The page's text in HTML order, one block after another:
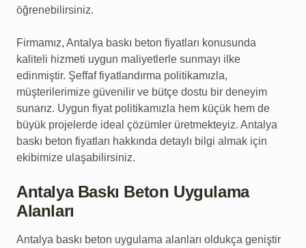
öğrenebilirsiniz.
Firmamız, Antalya baskı beton fiyatları konusunda
kaliteli hizmeti uygun maliyetlerle sunmayı ilke
edinmiştir. Şeffaf fiyatlandırma politikamızla,
müşterilerimize güvenilir ve bütçe dostu bir deneyim
sunarız. Uygun fiyat politikamızla hem küçük hem de
büyük projelerde ideal çözümler üretmekteyiz. Antalya
baskı beton fiyatları hakkında detaylı bilgi almak için
ekibimize ulaşabilirsiniz.
Antalya Baskı Beton Uygulama
Alanları
Antalya baskı beton uygulama alanları oldukça geniştir